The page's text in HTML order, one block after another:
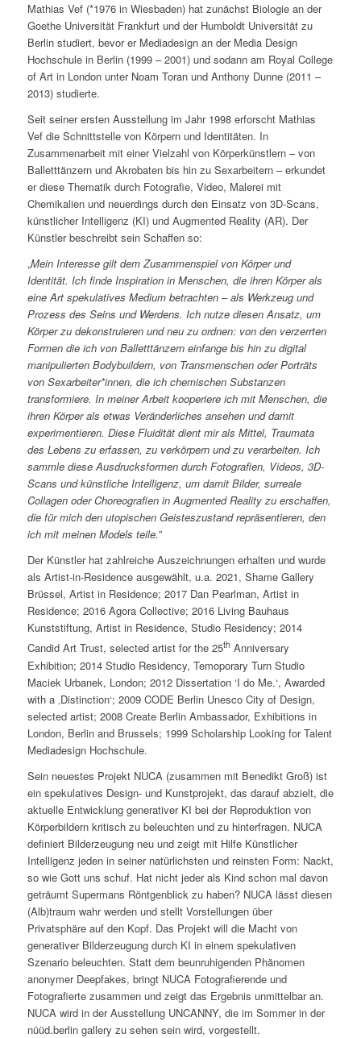
Mathias Vef (*1976 in Wiesbaden) hat zunächst Biologie an der
Goethe Universität Frankfurt und der Humboldt Universität zu
Berlin studiert, bevor er Mediadesign an der Media Design
Hochschule in Berlin (1999 – 2001) und sodann am Royal College
of Art in London unter Noam Toran und Anthony Dunne (2011 –
2013) studierte.
Seit seiner ersten Ausstellung im Jahr 1998 erforscht Mathias
Vef die Schnittstelle von Körpern und Identitäten. In
Zusammenarbeit mit einer Vielzahl von Körperkünstlern – von
Balletttänzern und Akrobaten bis hin zu Sexarbeitern – erkundet
er diese Thematik durch Fotografie, Video, Malerei mit
Chemikalien und neuerdings durch den Einsatz von 3D-Scans,
künstlicher Intelligenz (KI) und Augmented Reality (AR). Der
Künstler beschreibt sein Schaffen so:
„Mein Interesse gilt dem Zusammenspiel von Körper und
Identität. Ich finde Inspiration in Menschen, die ihren Körper als
eine Art spekulatives Medium betrachten – als Werkzeug und
Prozess des Seins und Werdens. Ich nutze diesen Ansatz, um
Körper zu dekonstruieren und neu zu ordnen: von den verzerrten
Formen die ich von Balletttänzern einfange bis hin zu digital
manipulierten Bodybuildern, von Transmenschen oder Porträts
von Sexarbeiter*innen, die ich chemischen Substanzen
transformiere. In meiner Arbeit kooperiere ich mit Menschen, die
ihren Körper als etwas Veränderliches ansehen und damit
experimentieren. Diese Fluidität dient mir als Mittel, Traumata
des Lebens zu erfassen, zu verkörpern und zu verarbeiten. Ich
sammle diese Ausdrucksformen durch Fotografien, Videos, 3D-
Scans und künstliche Intelligenz, um damit Bilder, surreale
Collagen oder Choreografien in Augmented Reality zu erschaffen,
die für mich den utopischen Geisteszustand repräsentieren, den
ich mit meinen Models teile.”
Der Künstler hat zahlreiche Auszeichnungen erhalten und wurde
als Artist-in-Residence ausgewählt, u.a. 2021, Shame Gallery
Brüssel, Artist in Residence; 2017 Dan Pearlman, Artist in
Residence; 2016 Agora Collective; 2016 Living Bauhaus
Kunststiftung, Artist in Residence, Studio Residency; 2014
Candid Art Trust, selected artist for the 25thAnniversary
Exhibition; 2014 Studio Residency, Temoporary Turn Studio
Maciek Urbanek, London; 2012 Dissertation ‘I do Me.‘, Awarded
with a ‚Distinction‘; 2009 CODE Berlin Unesco City of Design,
selected artist; 2008 Create Berlin Ambassador, Exhibitions in
London, Berlin and Brussels; 1999 Scholarship Looking for Talent
Mediadesign Hochschule.
Sein neuestes Projekt NUCA (zusammen mit Benedikt Groß) ist
ein spekulatives Design- und Kunstprojekt, das darauf abzielt, die
aktuelle Entwicklung generativer KI bei der Reproduktion von
Körperbildern kritisch zu beleuchten und zu hinterfragen. NUCA
definiert Bilderzeugung neu und zeigt mit Hilfe Künstlicher
Intelligenz jeden in seiner natürlichsten und reinsten Form: Nackt,
so wie Gott uns schuf. Hat nicht jeder als Kind schon mal davon
geträumt Supermans Röntgenblick zu haben? NUCA lässt diesen
(Alb)traum wahr werden und stellt Vorstellungen über
Privatsphäre auf den Kopf. Das Projekt will die Macht von
generativer Bilderzeugung durch KI in einem spekulativen
Szenario beleuchten. Statt dem beunruhigenden Phänomen
anonymer Deepfakes, bringt NUCA Fotografierende und
Fotografierte zusammen und zeigt das Ergebnis unmittelbar an.
NUCA wird in der Ausstellung UNCANNY, die im Sommer in der
nüüd.berlin gallery zu sehen sein wird, vorgestellt.